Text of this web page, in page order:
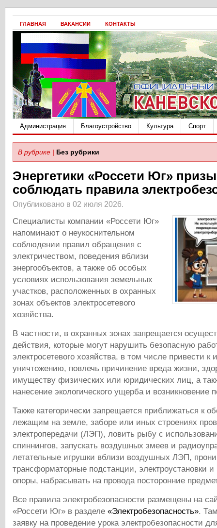
ГЛАВНАЯ ВАКАНСИИ КОНТАКТЫ
Администрация Благоустройство Культура Спорт
В рубрике | Без рубрики
Энергетики «Россети Юг»
соблюдать правила
Опубликовано в 02 июля 2026.
Специалисты компании «Россети Юг»
напоминают о неукоснительном
соблюдении правил обращения с
электричеством, поведения вблизи
энергообъектов, а также об особых
условиях использования земельных
участков, расположенных в охранных
зонах объектов электросетевого
хозяйства.
В частности, в охранных зонах запрещается
действия, которые могут нарушить безопасную
электросетевого хозяйства, в том числе привести
уничтожению, повлечь причинение вреда жизни,
имуществу физических или юридических лиц, а
нанесение экологического ущерба и возникновение
Также категорически запрещается приближаться к
лежащим на земле, заборе или иных строениях
электропередачи (ЛЭП), ловить рыбу с
спиннингов, запускать воздушных змеев и
летательные игрушки вблизи воздушных ЛЭП,
трансформаторные подстанции, электроустановки
опоры, набрасывать на провода посторонние
Все правила электробезопасности размещены на
«Россети Юг» в разделе «Электробезопасность».
заявку на проведение урока электробезопасности